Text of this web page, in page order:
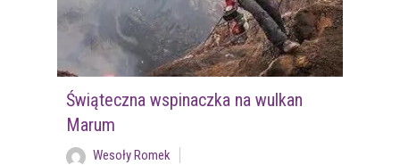
Świąteczna wspinaczka na wulkan
Marum
Wesoły Romek